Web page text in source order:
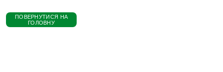
ПОВЕРНУТИСЯ НА
ГОЛОВНУ